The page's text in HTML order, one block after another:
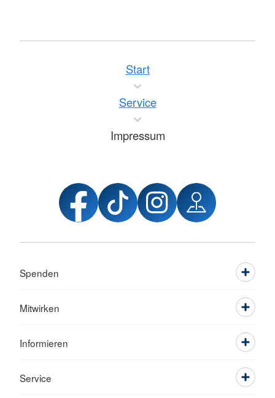
Start
Service
Impressum
Spenden
Mitwirken
Informieren
Service